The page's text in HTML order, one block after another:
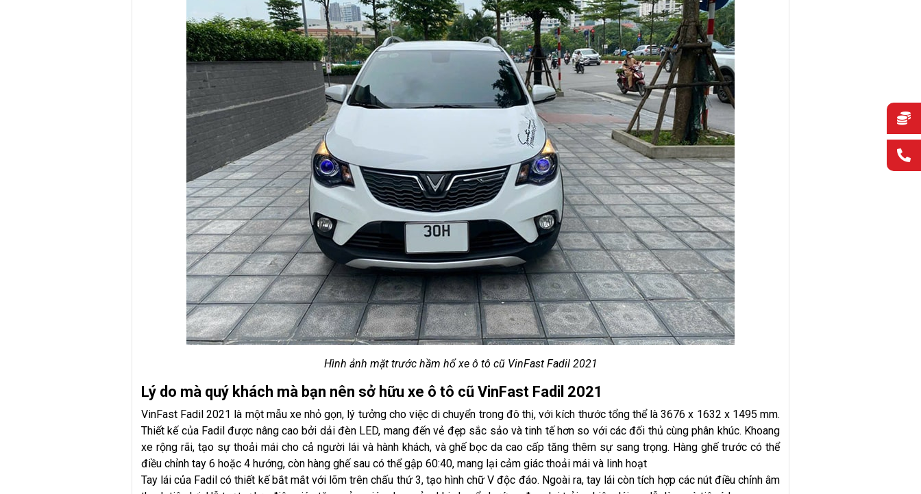
Hình ảnh mặt trước hầm hổ xe ô tô cũ VinFast Fadil 2021
Lý do mà quý khách mà bạn nên sở hữu xe ô tô cũ VinFast Fadil 2021
VinFast Fadil 2021 là một mẫu xe nhỏ gọn, lý tưởng cho việc di chuyển trong đô thị, với kích thước tổng thể là 3676 x 1632 x 1495 mm.
Thiết kế của Fadil được nâng cao bởi dải đèn LED, mang đến vẻ đẹp sắc sảo và tinh tế hơn so với các đối thủ cùng phân khúc. Khoang
xe rộng rãi, tạo sự thoải mái cho cả người lái và hành khách, và ghế bọc da cao cấp tăng thêm sự sang trọng. Hàng ghế trước có thể
điều chỉnh tay 6 hoặc 4 hướng, còn hàng ghế sau có thể gập 60:40, mang lại cảm giác thoải mái và linh hoạt
Tay lái của Fadil có thiết kế bắt mắt với lõm trên chấu thứ 3, tạo hình chữ V độc đáo. Ngoài ra, tay lái còn tích hợp các nút điều chỉnh âm